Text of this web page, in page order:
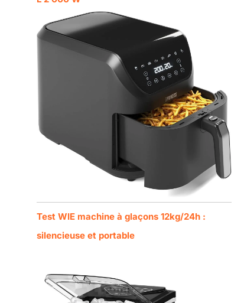
Test WIE machine à glaçons 12kg/24h :
silencieuse et portable